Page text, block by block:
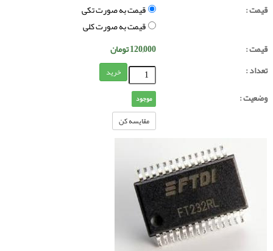
قیمت :
قیمت به صورت تکی
قیمت به صورت کلی
قیمت :
120,000تومان
تعداد :
خرید
وضعیت : موجود
مقایسه کن